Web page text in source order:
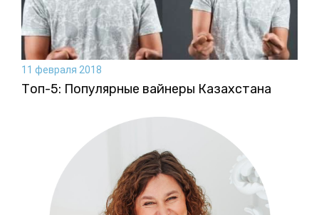
11 февраля 2018
Топ-5: Популярные вайнеры Казахстана